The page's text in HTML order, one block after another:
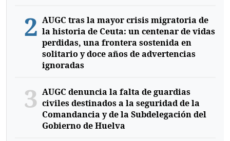
2 AUGC tras la mayor crisis migratoria de
la historia de Ceuta: un centenar de vidas
perdidas, una frontera sostenida en
solitario y doce años de advertencias
ignoradas
3 AUGC denuncia la falta de guardias
civiles destinados a la seguridad de la
Comandancia y de la Subdelegación del
Gobierno de Huelva